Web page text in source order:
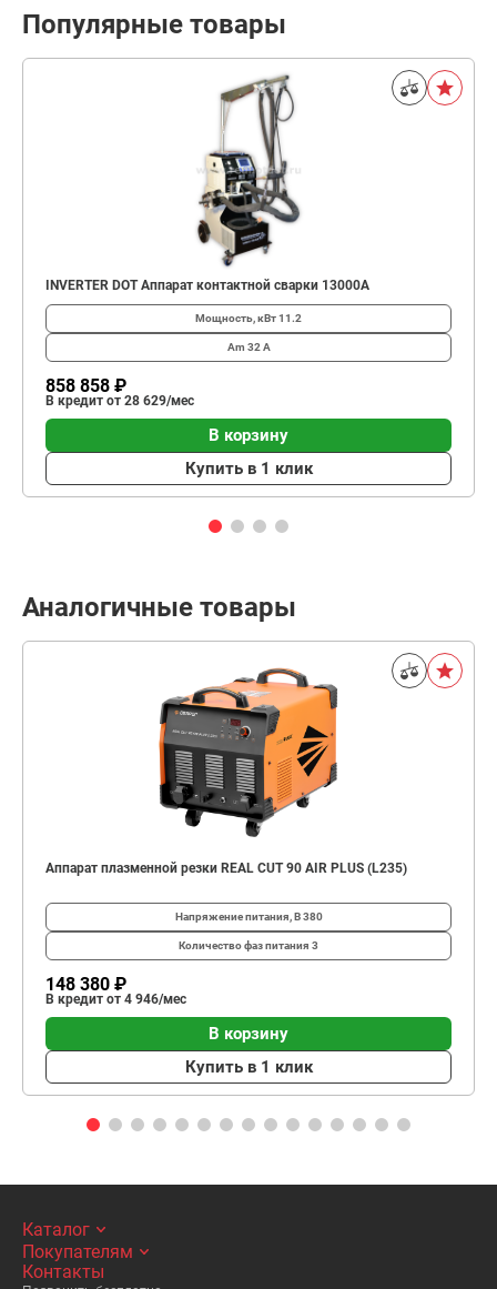
Популярные товары
INVERTER DOT Аппарат контактной сварки 13000А
Мощность, кВт11.2
Am 32 А
858 858 ₽
В кредит от 28 629/мес
В корзину
Купить в 1 клик
Аналогичные товары
Аппарат плазменной резки REAL CUT 90 AIR PLUS (L235)
Напряжение питания, В380
Количество фаз питания 3
148 380 ₽
В кредит от 4 946/мес
В корзину
Купить в 1 клик
Каталог
Покупателям
Контакты